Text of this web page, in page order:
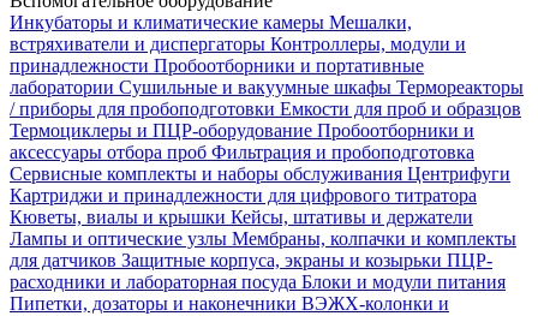
Инкубаторы и климатические камеры Мешалки,
встряхиватели и диспергаторы Контроллеры, модули и
принадлежности Пробоотборники и портативные
лаборатории Сушильные и вакуумные шкафы Термореакторы
/ приборы для пробоподготовки Емкости для проб и образцов
Термоциклеры и ПЦР-оборудование Пробоотборники и
аксессуары отбора проб Фильтрация и пробоподготовка
Сервисные комплекты и наборы обслуживания Центрифуги
Картриджи и принадлежности для цифрового титратора
Кюветы, виалы и крышки Кейсы, штативы и держатели
Лампы и оптические узлы Мембраны, колпачки и комплекты
для датчиков Защитные корпуса, экраны и козырьки ПЦР-
расходники и лабораторная посуда Блоки и модули питания
Пипетки, дозаторы и наконечники ВЭЖХ-колонки и